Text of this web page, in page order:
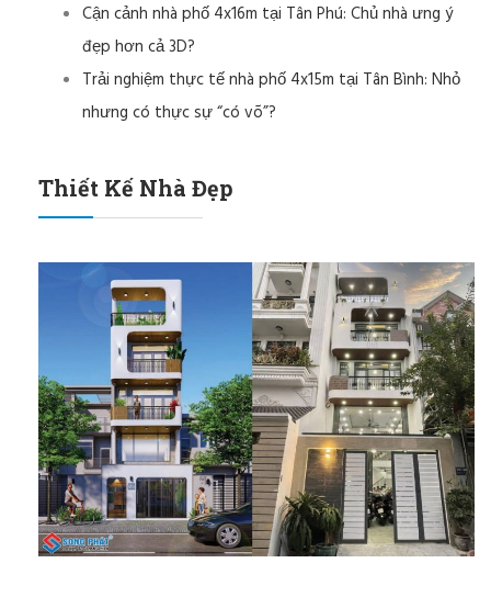
Cận cảnh nhà phố 4x16m tại Tân Phú: Chủ nhà ưng ý
đẹp hơn cả 3D?
Trải nghiệm thực tế nhà phố 4x15m tại Tân Bình: Nhỏ
nhưng có thực sự “có võ”?
Thiết Kế Nhà Đẹp